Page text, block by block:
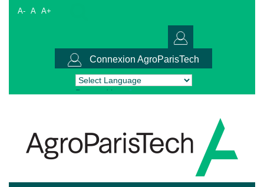
A- A A+
Connexion AgroParisTech
Powered by Translate